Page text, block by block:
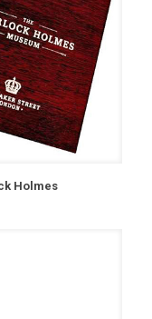
Holmes